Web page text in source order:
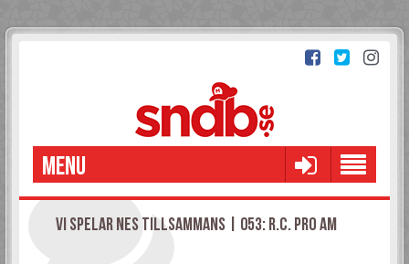
MENU
VI SPELAR NES TILLSAMMANS | 053: R.C. PRO AM